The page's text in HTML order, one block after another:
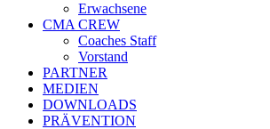
Erwachsene
CMA CREW
Coaches Staff
Vorstand
PARTNER
MEDIEN
DOWNLOADS
PRÄVENTION